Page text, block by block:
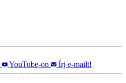
YouTube-on Írj e-mailt!